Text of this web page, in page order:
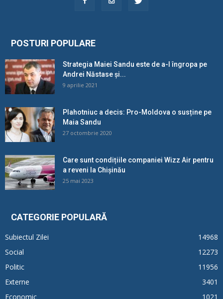
POSTURI POPULARE
Strategia Maiei Sandu este de a-l îngropa pe
Andrei Năstase și...
9 aprilie 2021
Plahotniuc a decis: Pro-Moldova o susține pe
Maia Sandu
27 octombrie 2020
Care sunt condițiile companiei Wizz Air pentru
a reveni la Chișinău
25 mai 2023
CATEGORIE POPULARĂ
Subiectul Zilei
14968
Social
12273
Politic
11956
Externe
3401
Economic
1021